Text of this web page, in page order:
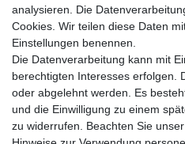
analysieren. Die
Cookies. Wir teilen diese Daten
Einstellungen benennen.
Die Datenverarbeitung kann mit
berechtigten Interesses erfolgen.
oder abgelehnt werden. Es
und die Einwilligung zu einem
zu widerrufen. Beachten Sie unser